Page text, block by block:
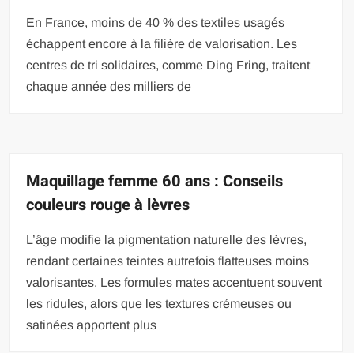
En France, moins de 40 % des textiles usagés
échappent encore à la filière de valorisation. Les
centres de tri solidaires, comme Ding Fring, traitent
chaque année des milliers de
Maquillage femme 60 ans : Conseils
couleurs rouge à lèvres
L’âge modifie la pigmentation naturelle des lèvres,
rendant certaines teintes autrefois flatteuses moins
valorisantes. Les formules mates accentuent souvent
les ridules, alors que les textures crémeuses ou
satinées apportent plus